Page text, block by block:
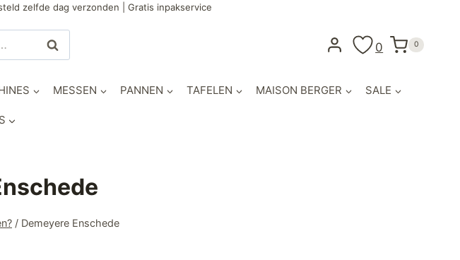
zelfde dag verzonden | Gratis inpakservice
Zoeken 0 0
MESSEN PANNEN TAFELEN MAISON BERGER SALE
/ Demeyere Enschede